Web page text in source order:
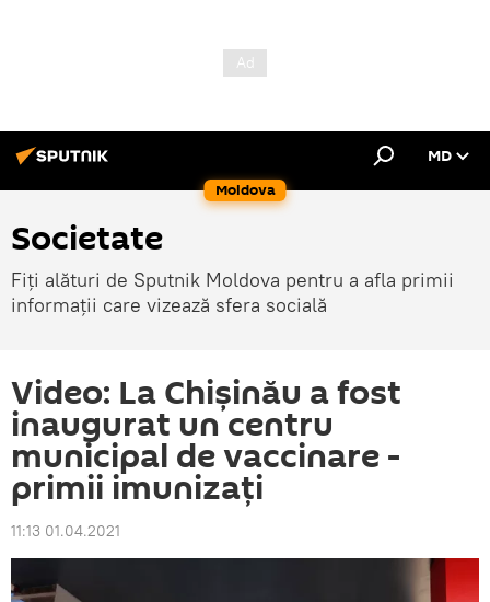
Moldova
MD
Societate
Fiți alături de Sputnik Moldova pentru a afla primii
informații care vizează sfera socială
Video: La Chișinău a fost
inaugurat un centru
municipal de vaccinare -
primii imunizați
11:13 01.04.2021